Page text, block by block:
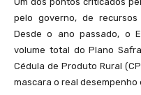
pelo governo, de
Desde o ano passado, o
volume total do Plano
Cédula de Produto Rural
mascara o real